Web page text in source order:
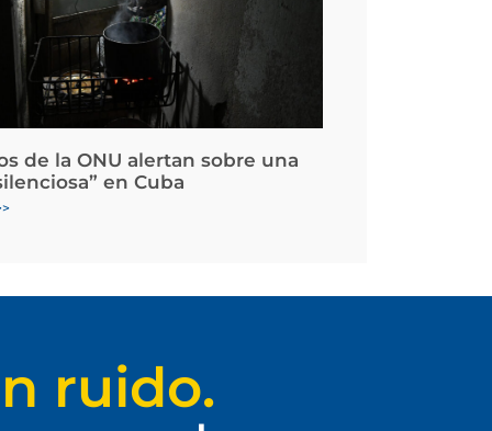
de la ONU alertan sobre una
en Cuba
ruido.